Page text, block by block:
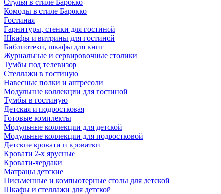
Стулья в стиле Барокко
Комоды в стиле Барокко
Гостиная
Гарнитуры, стенки для гостиной
Шкафы и витрины для гостиной
Библиотеки, шкафы для книг
Журнальные и сервировочные столики
Тумбы под телевизор
Стеллажи в гостиную
Навесные полки и антресоли
Модульные коллекции для гостиной
Тумбы в гостиную
Детская и подростковая
Готовые комплекты
Модульные коллекции для детской
Модульные коллекции для подростковой
Детские кровати и кроватки
Кровати 2-х ярусные
Кровати-чердаки
Матрацы детские
Письменные и компьютерные столы для детской
Шкафы и стеллажи для детской